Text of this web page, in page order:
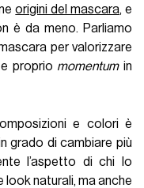
origini del mascara, e
è da meno. Parliamo
per valorizzare
proprio momentumin
e colori è
grado di cambiare più
l’aspetto di chi lo
naturali, ma anche